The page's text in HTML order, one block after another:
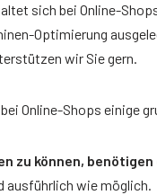
sich bei Online-
Optimierung
wir Sie gern.
Online-Shops einige
zu können,
ausführlich wie möglich.